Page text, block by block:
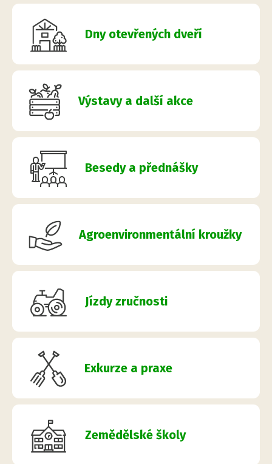
Dny otevřených dveří
Výstavy a další akce
Besedy a přednášky
Agroenvironmentální kroužky
Jízdy zručnosti
Exkurze a praxe
Zemědělské školy